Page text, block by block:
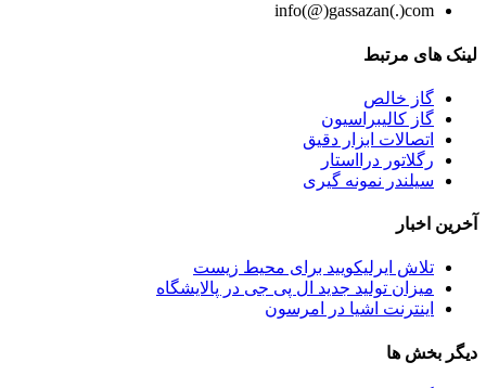
info(@)gassazan(.)com
لینک های مرتبط
گاز خالص
گاز کالیبراسیون
اتصالات ابزار دقیق
رگلاتور درااستار
سیلندر نمونه گیری
آخرین اخبار
تلاش ایرلیکویید برای محیط زیست
میزان تولید جدید ال پی جی در پالایشگاه
اینترنت اشیا در امرسون
دیگر بخش ها